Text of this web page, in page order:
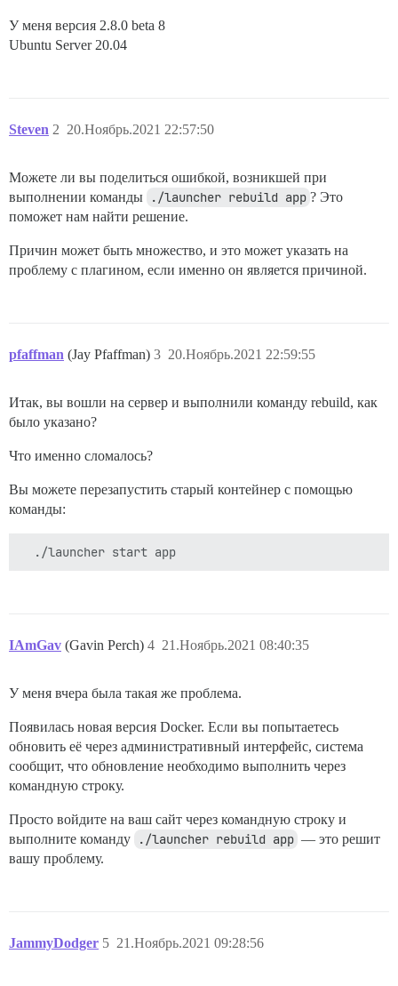
У меня версия 2.8.0 beta 8
Ubuntu Server 20.04
Steven 20.Ноябрь.2021 22:57:50
2
Можете ли вы поделиться ошибкой, возникшей при
выполнении команды
./launcher rebuild app ? Это
поможет нам найти решение.
Причин может быть множество, и это может указать на
проблему с плагином, если именно он является причиной.
pfaffman (Jay Pfaffman) 20.Ноябрь.2021 22:59:55
3
Итак, вы вошли на сервер и выполнили команду rebuild, как
было указано?
Что именно сломалось?
Вы можете перезапустить старый контейнер с помощью
команды:
IAmGav (Gavin Perch) 21.Ноябрь.2021 08:40:35
4
У меня вчера была такая же проблема.
Появилась новая версия Docker. Если вы попытаетесь
обновить её через административный интерфейс, система
сообщит, что обновление необходимо выполнить через
командную строку.
Просто войдите на ваш сайт через командную строку и
выполните команду
./launcher rebuild app — это решит
вашу проблему.
JammyDodger 21.Ноябрь.2021 09:28:56
5